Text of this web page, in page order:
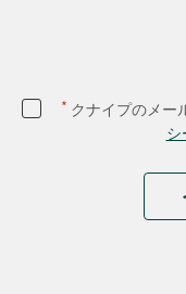
* クナイプのメー
シ